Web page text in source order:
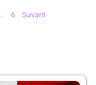
6 Suivant
P